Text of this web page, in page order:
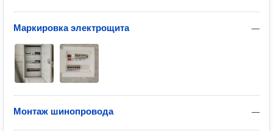
—
Маркировка электрощита
—
Монтаж шинопровода